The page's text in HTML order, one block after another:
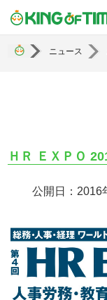
ニュース
ＨＲ ＥＸＰＯ
公開日：2016